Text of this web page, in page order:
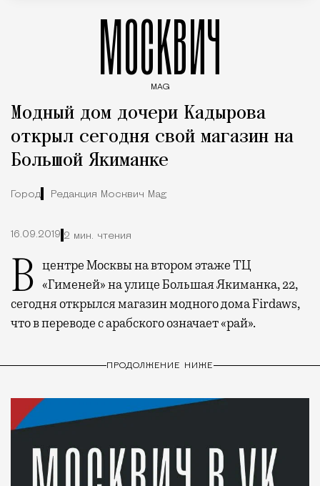
МОСКВИЧ
MAG
Модный дом дочери Кадырова
открыл сегодня свой магазин на
Большой Якиманке
Город Редакция Москвич Mag
16.09.2019 2 мин. чтения
В центре Москвы на втором этаже ТЦ «Гименей» на улице Большая Якиманка, 22,
сегодня открылся магазин модного дома Firdaws,
что в переводе с арабского означает «рай».
ПРОДОЛЖЕНИЕ НИЖЕ